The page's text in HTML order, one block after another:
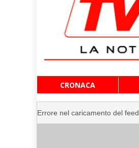
al
contenuto
CRONACA
Errore nel caricamento del feed.